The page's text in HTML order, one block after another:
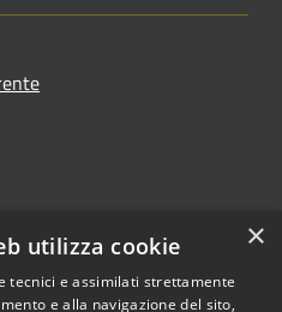
×
utilizza cookie
tecnici e assimilati strettamente
e alla navigazione del sito,